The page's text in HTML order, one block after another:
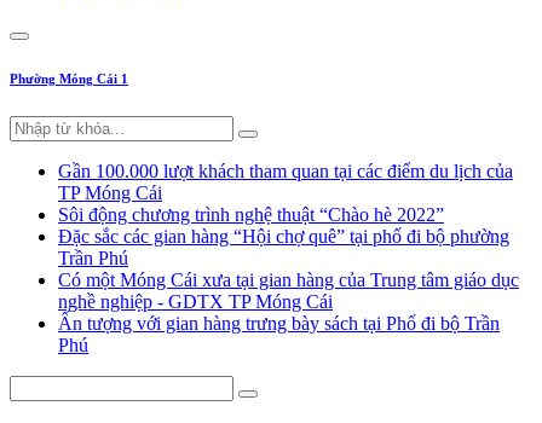
Phường Móng Cái 1
Gần 100.000 lượt khách tham quan tại các điểm du lịch của
TP Móng Cái
Sôi động chương trình nghệ thuật “Chào hè 2022”
Đặc sắc các gian hàng “Hội chợ quê” tại phố đi bộ phường
Trần Phú
Có một Móng Cái xưa tại gian hàng của Trung tâm giáo dục
nghề nghiệp - GDTX TP Móng Cái
Ấn tượng với gian hàng trưng bày sách tại Phố đi bộ Trần
Phú